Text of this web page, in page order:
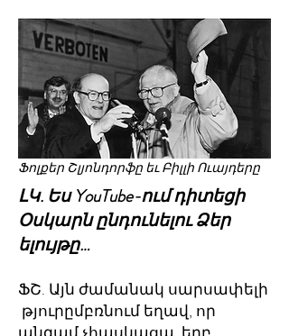
Ֆոլքեր Շլյոնդորֆը եւ Բիլլի Ուայդերը
ԼԿ. Ես YouTube-ում դիտեցի
Օսկարն ընդունելու Ձեր
ելույթը…
ՖՇ. Այն ժամանակ սարսափելի
թյուրըմբռնում եղավ, որ